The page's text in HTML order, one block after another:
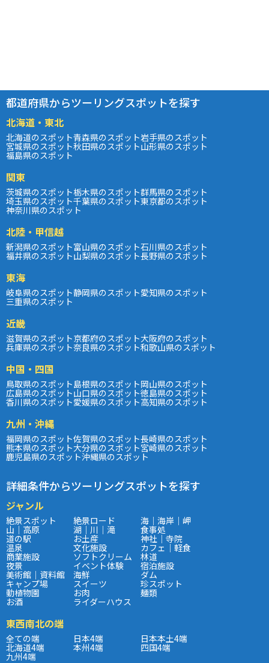
都道府県からツーリングスポットを探す
北海道・東北
北海道のスポット青森県のスポット岩手県のスポット
宮城県のスポット秋田県のスポット山形県のスポット
福島県のスポット
関東
茨城県のスポット栃木県のスポット群馬県のスポット
埼玉県のスポット千葉県のスポット東京都のスポット
神奈川県のスポット
北陸・甲信越
新潟県のスポット富山県のスポット石川県のスポット
福井県のスポット山梨県のスポット長野県のスポット
東海
岐阜県のスポット静岡県のスポット愛知県のスポット
三重県のスポット
近畿
滋賀県のスポット京都府のスポット大阪府のスポット
兵庫県のスポット奈良県のスポット和歌山県のスポット
中国・四国
鳥取県のスポット島根県のスポット岡山県のスポット
広島県のスポット山口県のスポット徳島県のスポット
香川県のスポット愛媛県のスポット高知県のスポット
九州・沖縄
福岡県のスポット佐賀県のスポット長崎県のスポット
熊本県のスポット大分県のスポット宮崎県のスポット
鹿児島県のスポット沖縄県のスポット
詳細条件からツーリングスポットを探す
ジャンル
絶景スポット 絶景ロード 海｜海岸｜岬
山｜高原 湖｜川｜滝 食事処
道の駅 お土産 神社｜寺院
温泉 文化施設 カフェ｜軽食
商業施設 ソフトクリーム 林道
夜景 イベント体験 宿泊施設
美術館｜資料館 海鮮 ダム
キャンプ場 スイーツ 珍スポット
動植物園 お肉 麺類
お酒 ライダーハウス
東西南北の端
全ての端 日本4端 日本本土4端
北海道4端 本州4端 四国4端
九州4端